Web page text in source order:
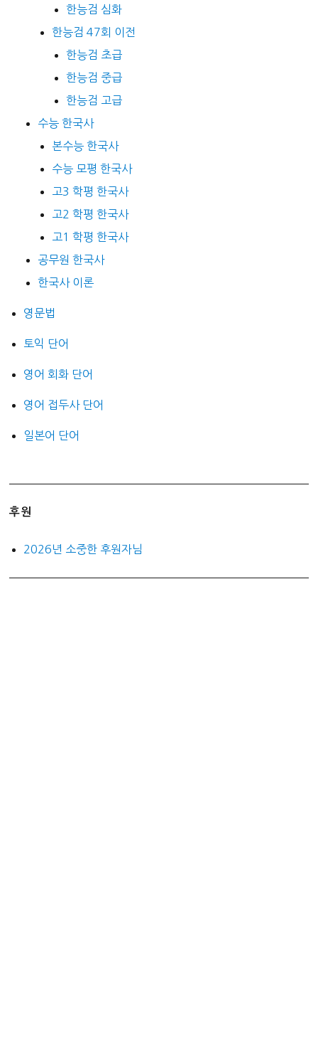
한능검 심화
한능검 47회 이전
한능검 초급
한능검 중급
한능검 고급
수능 한국사
본수능 한국사
수능 모평 한국사
고3 학평 한국사
고2 학평 한국사
고1 학평 한국사
공무원 한국사
한국사 이론
영문법
토익 단어
영어 회화 단어
영어 접두사 단어
일본어 단어
후원
2026년 소중한 후원자님